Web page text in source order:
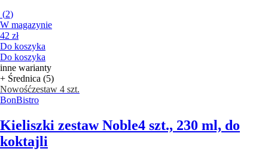
(2)
W magazynie
42 zł
Do koszyka
Do koszyka
inne warianty
+ Średnica (5)
Nowośćzestaw 4 szt.
BonBistro
Kieliszki zestaw Noble4 szt., 230 ml, do
koktajli